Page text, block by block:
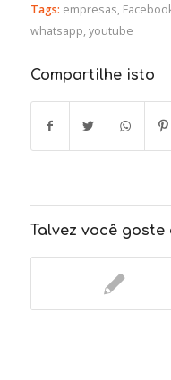
Tags: empresas,
whatsapp,youtube
Compartilhe isto
Talvez você